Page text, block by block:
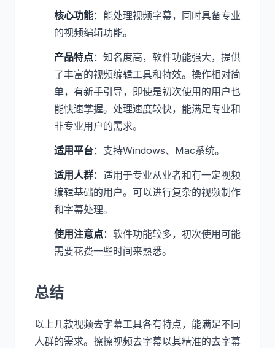
核心功能：能处理视频字幕，同时具备专业
的视频编辑功能。
产品特点：知名度高，软件功能强大，提供
了丰富的视频编辑工具和特效。操作相对简
单，有新手引导，即使是初次使用的用户也
能快速掌握。处理速度较快，能满足专业和
非专业用户的需求。
适用平台：支持Windows、Mac系统。
适用人群：适用于专业从业者和有一定视频
编辑基础的用户。可以进行复杂的视频制作
和字幕处理。
使用注意点：软件功能较多，初次使用可能
需要花费一些时间来熟悉。
总结
以上几款视频去字幕工具各有特点，能满足不同
人群的需求。擦擦视频去字幕以其精准的去字幕